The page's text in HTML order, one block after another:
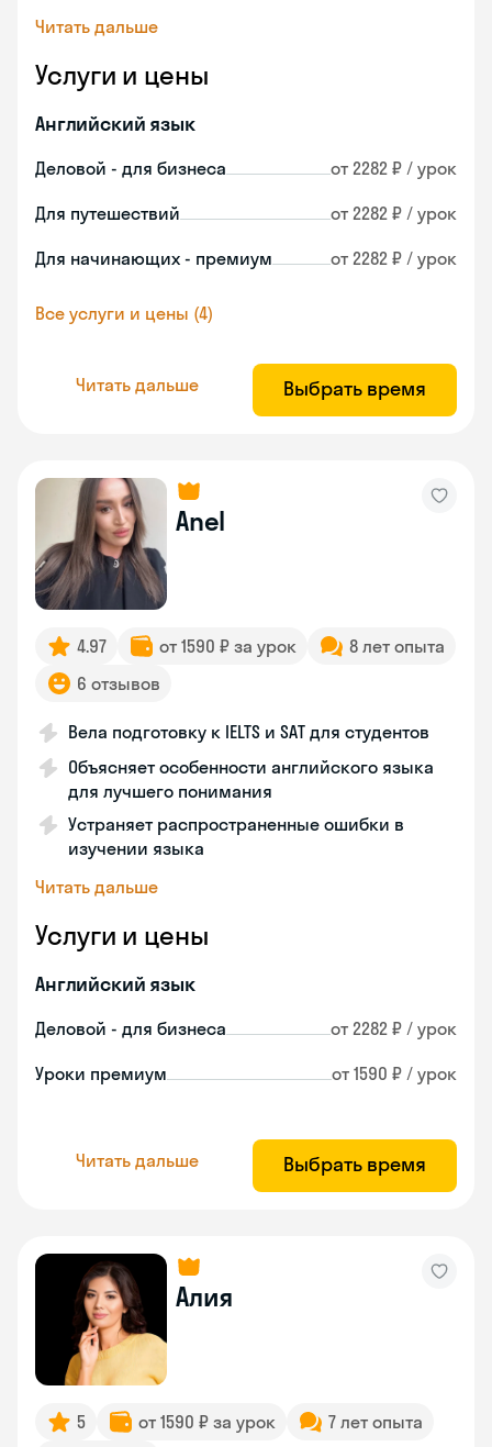
Читать дальше
Услуги и цены
Английский язык
Деловой - для бизнеса от 2282 ₽ / урок
Для путешествий от 2282 ₽ / урок
Для начинающих - премиум от 2282 ₽ / урок
Все услуги и цены (4)
Читать дальше Выбрать время
Anel
4.97 от 1590 ₽ за урок
8 лет опыта
6 отзывов
Вела подготовку к IELTS и SAT для студентов
Объясняет особенности английского языка
для лучшего понимания
Устраняет распространенные ошибки в
изучении языка
Читать дальше
Услуги и цены
Английский язык
Деловой - для бизнеса от 2282 ₽ / урок
Уроки премиум от 1590 ₽ / урок
Читать дальше Выбрать время
Алия
5 от 1590 ₽ за урок
7 лет опыта